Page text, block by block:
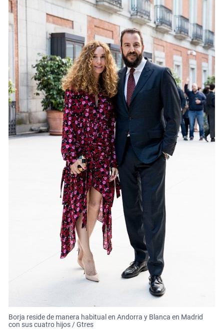
Borja reside de manera habitual en Andorra y Blanca en Madrid
con sus cuatro hijos / Gtres